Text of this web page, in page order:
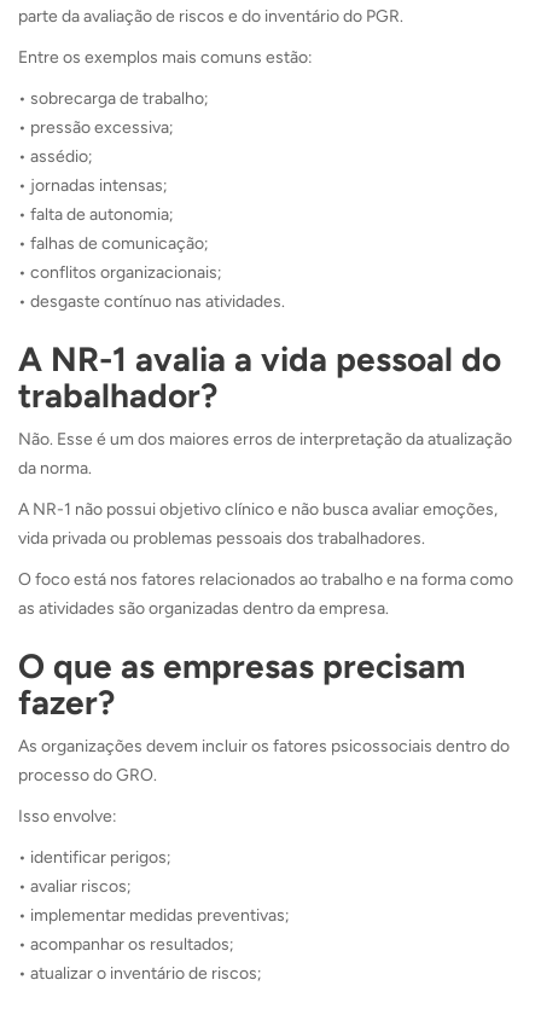
parte da avaliação de riscos e do inventário do PGR.
Entre os exemplos mais comuns estão:
• sobrecarga de trabalho;
• pressão excessiva;
• assédio;
• jornadas intensas;
• falta de autonomia;
• falhas de comunicação;
• conflitos organizacionais;
• desgaste contínuo nas atividades.
A NR-1 avalia a vida pessoal do
trabalhador?
Não. Esse é um dos maiores erros de interpretação da atualização
da norma.
A NR-1 não possui objetivo clínico e não busca avaliar emoções,
vida privada ou problemas pessoais dos trabalhadores.
O foco está nos fatores relacionados ao trabalho e na forma como
as atividades são organizadas dentro da empresa.
O que as empresas precisam
fazer?
As organizações devem incluir os fatores psicossociais dentro do
processo do GRO.
Isso envolve:
• identificar perigos;
• avaliar riscos;
• implementar medidas preventivas;
• acompanhar os resultados;
• atualizar o inventário de riscos;